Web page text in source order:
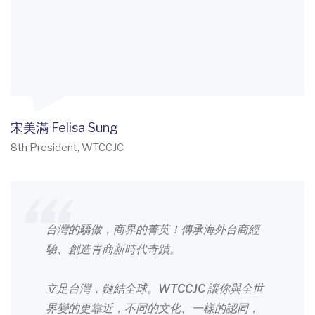
宋美滿 Felisa Sung
8th President, WTCCJC
台灣的驕傲，商界的菁英！傳承海外台商經
驗、創造青商新時代奇蹟。
立足台灣，鏈結全球。WTCCJC 讓你與全世
界變的更靠近，不同的文化、一樣的認同，